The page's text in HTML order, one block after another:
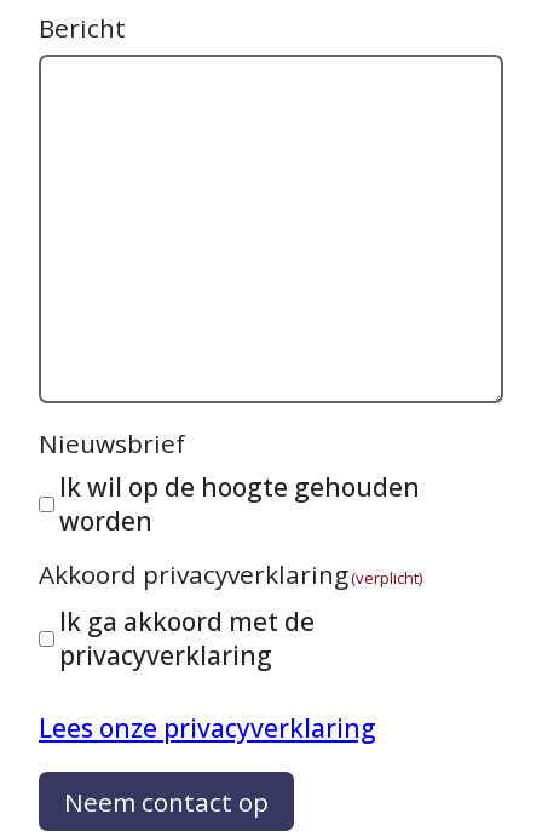
Bericht
Nieuwsbrief
Ik wil op de hoogte gehouden
worden
Akkoord privacyverklaring(verplicht)
Ik ga akkoord met de
privacyverklaring
Lees onze privacyverklaring
Neem contact op